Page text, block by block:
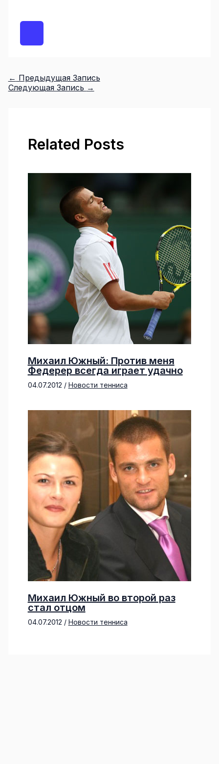
← Предыдущая Запись
Следующая Запись →
Related Posts
Михаил Южный: Против меня
Федерер всегда играет удачно
04.07.2012 / Новости тенниса
Михаил Южный во второй раз
стал отцом
04.07.2012 / Новости тенниса